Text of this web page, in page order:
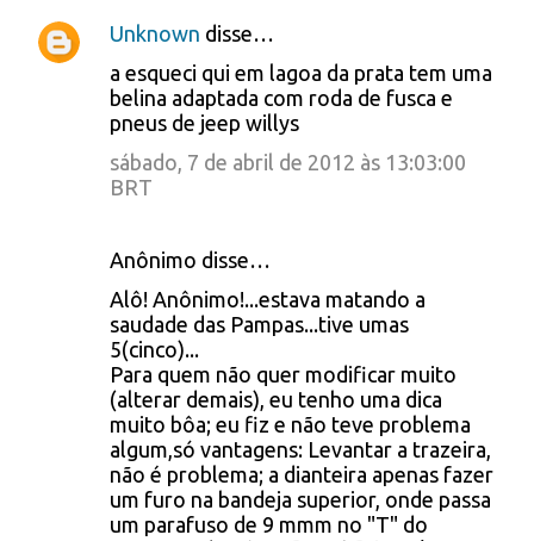
Unknown disse…
a esqueci qui em lagoa da prata tem uma
belina adaptada com roda de fusca e
pneus de jeep willys
sábado, 7 de abril de 2012 às 13:03:00
BRT
Anônimo disse…
Alô! Anônimo!...estava matando a
saudade das Pampas...tive umas
5(cinco)...
Para quem não quer modificar muito
(alterar demais), eu tenho uma dica
muito bôa; eu fiz e não teve problema
algum,só vantagens: Levantar a trazeira,
não é problema; a dianteira apenas fazer
um furo na bandeja superior, onde passa
um parafuso de 9 mmm no "T" do